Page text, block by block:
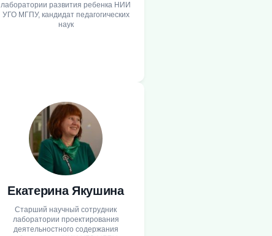
лаборатории развития ребенка НИИ
УГО МГПУ, кандидат педагогических
наук
Екатерина Якушина
Старший научный сотрудник
лаборатории проектирования
деятельностного содержания